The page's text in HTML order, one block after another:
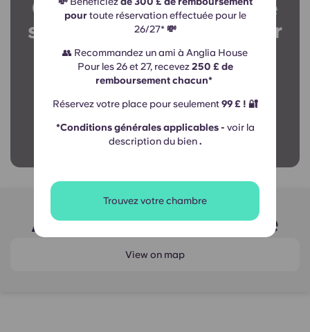
pour toute réservation effectuée pour le
26/27* 💸
👥 Recommandez un ami à Anglia House
Pour les 26 et 27, recevez250 £ de
remboursement chacun*
Réservez votre place pour seulement99 £ ! 🔐
*Conditions générales applicables - voir la
description du bien.
Trouvez votre chambre
Contactez notre équipe
sur place pour en savoir
plus !
Entrer en contact
Autour Anglia House
View on map